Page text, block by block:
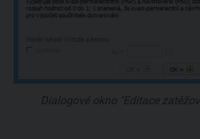
Dialogové okno "Editace